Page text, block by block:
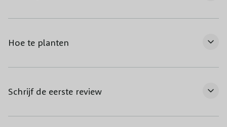
Hoe te planten
Schrijf de eerste review